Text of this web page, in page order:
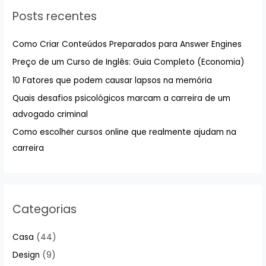
i
r
p
o
r
:
Posts recentes
Como Criar Conteúdos Preparados para Answer Engines
Preço de um Curso de Inglês: Guia Completo (Economia)
10 Fatores que podem causar lapsos na memória
Quais desafios psicológicos marcam a carreira de um
advogado criminal
Como escolher cursos online que realmente ajudam na
carreira
Categorias
Casa (44)
Design (9)